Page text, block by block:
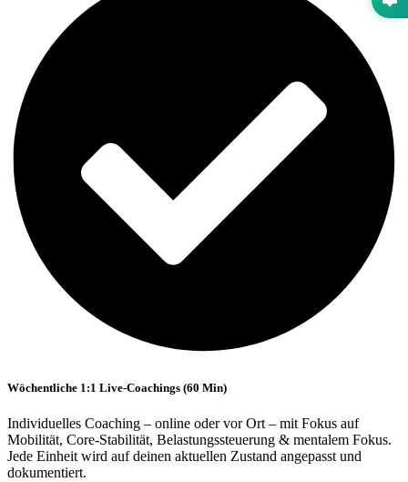
Wöchentliche 1:1 Live-Coachings (60 Min)
Individuelles Coaching – online oder vor Ort – mit Fokus auf
Mobilität, Core-Stabilität, Belastungssteuerung & mentalem Fokus.
Jede Einheit wird auf deinen aktuellen Zustand angepasst und
dokumentiert.